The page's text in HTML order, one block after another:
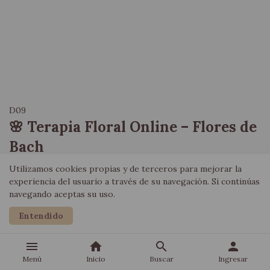
menu
Menú
home
Inicio
search
Buscar
person
Ingresar
D09
🌸 Terapia Floral Online – Flores de
Bach
$40.000
Precio expresado en Pesos argentinos
Dejá que las flores te acompañen en tu camino hacia la calma y
flores para transformar tu mundo interior. Duración 45 a 60
min. + Meditación Exclusiva Ingresa para ver más.
Utilizamos cookies propias y de terceros para mejorar la
experiencia del usuario a través de su navegación. Si continúas
navegando aceptas su uso.
Entendido